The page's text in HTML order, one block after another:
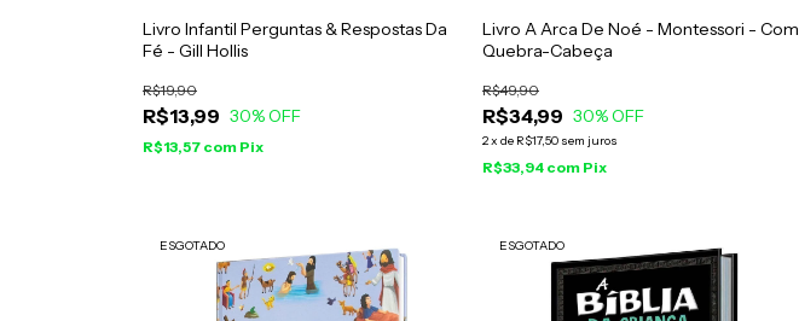
Livro Infantil Perguntas & Respostas Da
Fé - Gill Hollis
R$13,99
R$19,90
30% OFF
R$13,57 com Pix
Livro A Arca De Noé - Montessori - Com
Quebra-Cabeça
R$34,99
R$49,90
30% OFF
2x de R$17,50 sem juros
R$33,94 com Pix
ESGOTADO ESGOTADO